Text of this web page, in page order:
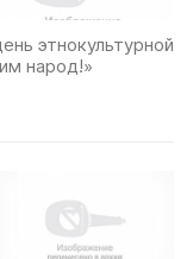
этнокультурной
народ!»